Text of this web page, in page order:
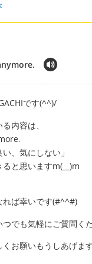
です(^^)/
内容は、
、気にしない」
と思いますm(__)m
れば幸いです(#^^#)
つでも気軽にご質問く
お願いもうしあげ